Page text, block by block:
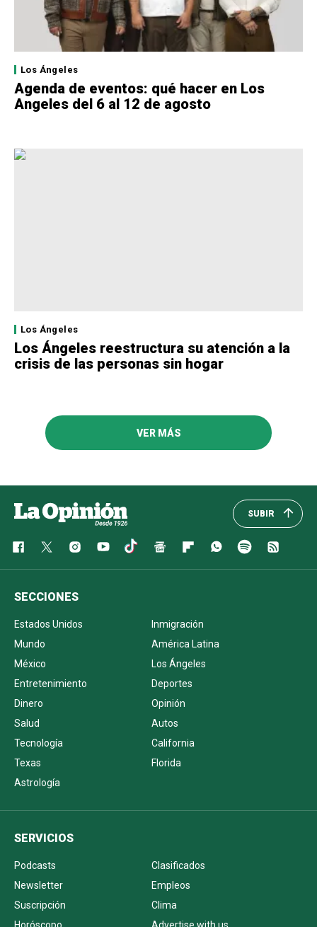
Los Ángeles
Agenda de eventos: qué hacer en Los
Angeles del 6 al 12 de agosto
Los Ángeles
Los Ángeles reestructura su atención a la
crisis de las personas sin hogar
VER MÁS
SUBIR
SECCIONES
Estados Unidos
Inmigración
Mundo
América Latina
México
Los Ángeles
Entretenimiento
Deportes
Dinero
Opinión
Salud
Autos
Tecnología
California
Texas
Florida
Astrología
SERVICIOS
Podcasts
Clasificados
Newsletter
Empleos
Suscripción
Clima